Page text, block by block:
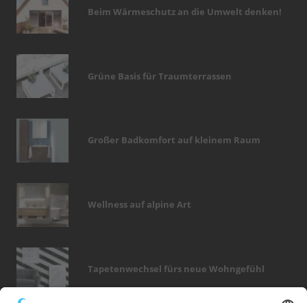
Beim Wärmeschutz an die Umwelt denken!
Grüne Basis für Traumterrassen
Großer Badkomfort auf kleinem Raum
Wellness auf alpine Art
Tapetenwechsel fürs neue Wohngefühl